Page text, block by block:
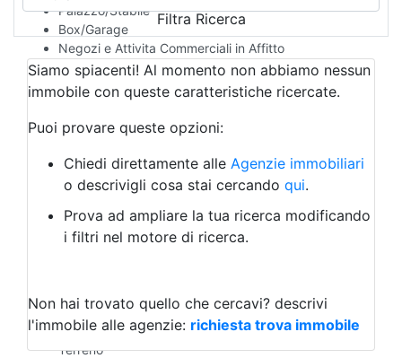
Palazzo/Stabile
Box/Garage
Negozi e Attivita Commerciali in Affitto
Qualsiasi
Attività/Licenza Commerciale
Azienda Agricola
Bar/Ristorante
Albergo
Laboratorio Artigianale
Negozio/locale commerciale
Agriturismo
Magazzini
Qualsiasi
Terreno edificabile
Terreno
Filtra Ricerca
Siamo spiacenti! Al momento non abbiamo nessun
immobile con queste caratteristiche ricercate.
Puoi provare queste opzioni:
Chiedi direttamente alle Agenzie immobiliari
o descrivigli cosa stai cercando qui.
Prova ad ampliare la tua ricerca modificando
i filtri nel motore di ricerca.
Non hai trovato quello che cercavi? descrivi
l'immobile alle agenzie: richiesta trova immobile